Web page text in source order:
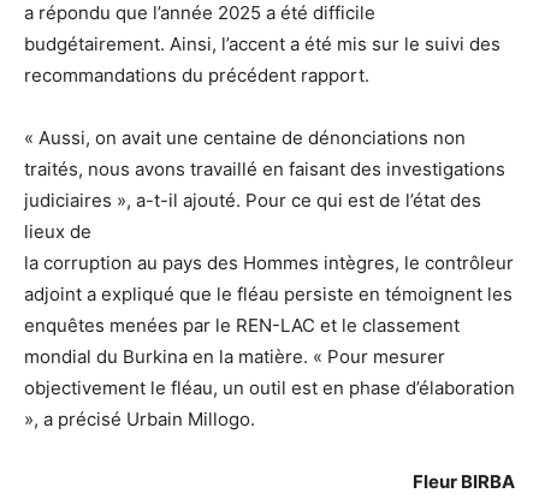
a répondu que l’année 2025 a été difficile
budgétairement. Ainsi, l’accent a été mis sur le suivi des
recommandations du précédent rapport.
« Aussi, on avait une centaine de dénonciations non
traités, nous avons travaillé en faisant des investigations
judiciaires », a-t-il ajouté. Pour ce qui est de l’état des
lieux de
la corruption au pays des Hommes intègres, le contrôleur
adjoint a expliqué que le fléau persiste en témoignent les
enquêtes menées par le REN-LAC et le classement
mondial du Burkina en la matière. « Pour mesurer
objectivement le fléau, un outil est en phase d’élaboration
», a précisé Urbain Millogo.
Fleur BIRBA